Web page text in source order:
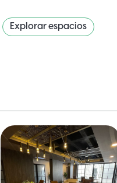
Explorar espacios